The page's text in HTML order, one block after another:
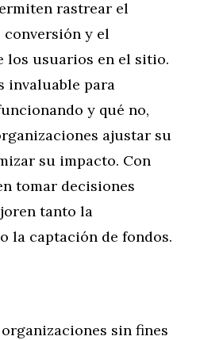
rastrear el
conversión y el
los usuarios en el sitio.
invaluable para
y qué no,
ajustar su
su impacto. Con
tomar decisiones
tanto la
la captación de fondos.
sin fines